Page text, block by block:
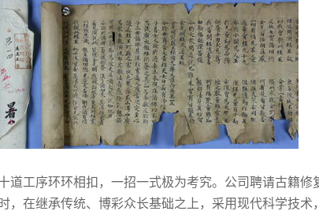
道工序环环相扣，一招一式极为考究。公司聘请古籍修
，在继承传统、博彩众长基础之上，采用现代科学技术